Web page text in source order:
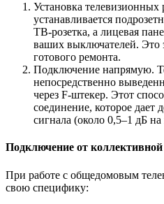
Установка телевизионных
устанавливается
ТВ-розетка, а лицевая
ваших выключателей. Это
готового ремонта.
Подключение напрямую.
непосредственно
через F-штекер. Этот
соединение, которое дает
сигнала (около 0,5–1 дБ
Подключение от
При работе с общедомовым
свою специфику: